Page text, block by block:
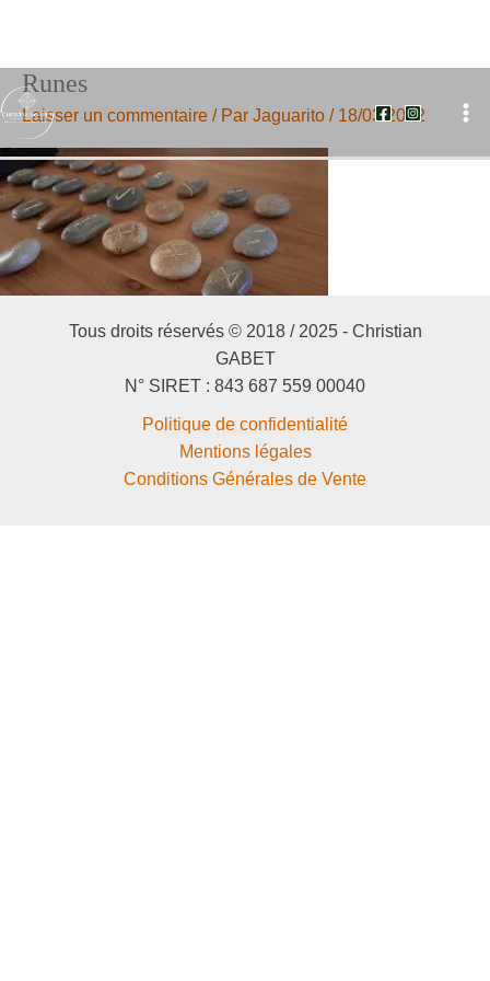
Aller
au
contenu
Runes
Laisser un commentaire / Par Jaguarito / 18/03/2022
Tous droits réservés © 2018 / 2025 - Christian
GABET
N° SIRET : 843 687 559 00040
Politique de confidentialité
Mentions légales
Conditions Générales de Vente